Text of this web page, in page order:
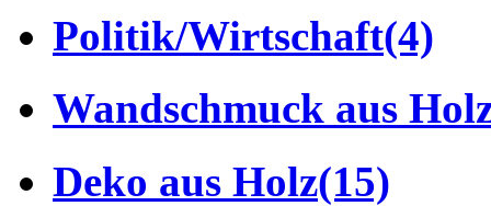
Politik/Wirtschaft(4)
Wandschmuck aus
Deko aus Holz(15)